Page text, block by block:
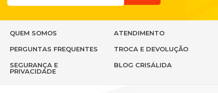
QUEM SOMOS ATENDIMENTO
PERGUNTAS FREQUENTES TROCA E DEVOLUÇÃO
SEGURANÇA E
PRIVACIDADE
BLOG CRISÁLIDA